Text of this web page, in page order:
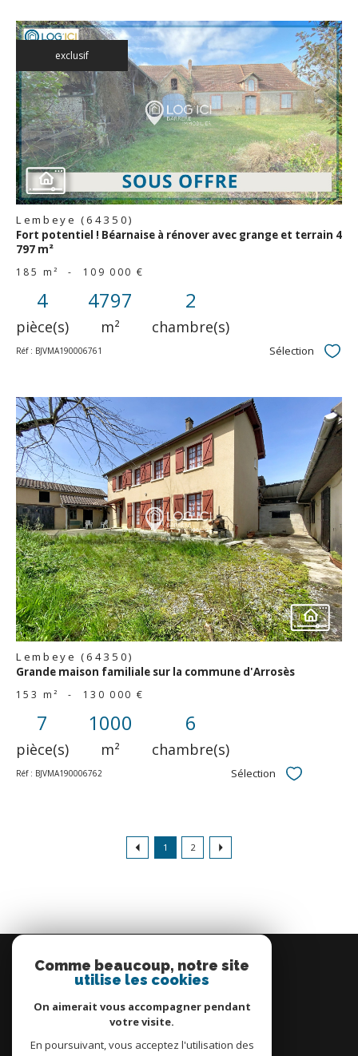
exclusif
voir le
bien
Lembeye (64350)
Fort potentiel ! Béarnaise à rénover avec grange et terrain 4
797 m²
185 m² - 109 000 €
4
pièce(s)
4797
m²
2
chambre(s)
Réf : BJVMA190006761 Sélection
voir le
bien
Lembeye (64350)
Grande maison familiale sur la commune d'Arrosès
153 m² - 130 000 €
7
pièce(s)
1000
m²
6
chambre(s)
Réf : BJVMA190006762 Sélection Sélectionner
1 2
connecter
Comme beaucoup, notre site
utilise les cookies
On aimerait vous accompagner pendant
votre visite.
En poursuivant, vous acceptez l'utilisation des